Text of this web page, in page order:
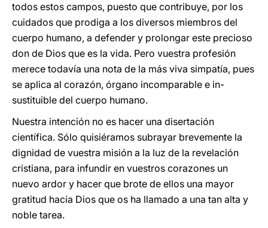
todos estos campos, puesto que contribuye, por los
cuidados que prodiga a los diversos miembros del
cuerpo humano, a defender y prolongar este precioso
don de Dios que es la vida. Pero vuestra profesión
merece todavía una nota de la más viva simpatía, pues
se aplica al corazón, órgano incomparable e in-
sustituible del cuerpo humano.
Nuestra intención no es hacer una disertación
científica. Sólo quisiéramos subrayar brevemente la
dignidad de vuestra misión a la luz de la revelación
cristiana, para infundir en vuestros corazones un
nuevo ardor y hacer que brote de ellos una mayor
gratitud hacia Dios que os ha llamado a una tan alta y
noble tarea.